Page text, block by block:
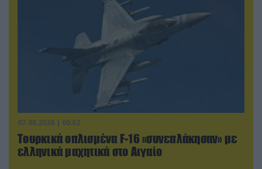
07.08.2026 | 00:02
Τουρκικά οπλισμένα F-16 «συνεπλάκησαν» με
ελληνικά μαχητικά στο Αιγαίο